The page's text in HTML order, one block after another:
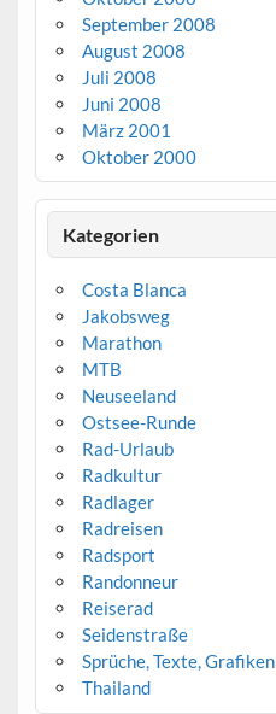
September 2008
August 2008
Juli 2008
Juni 2008
März 2001
Oktober 2000
Kategorien
Costa Blanca
Jakobsweg
Marathon
MTB
Neuseeland
Ostsee-Runde
Rad-Urlaub
Radkultur
Radlager
Radreisen
Radsport
Randonneur
Reiserad
Seidenstraße
Sprüche, Texte, Grafiken
Thailand